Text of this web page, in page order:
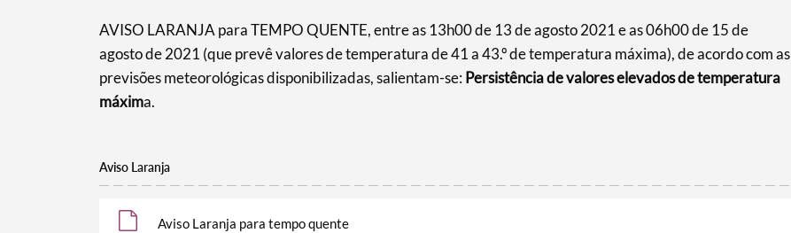
Filtros
AVISO LARANJA para TEMPO QUENTE, entre as 13h00 de 13 de agosto 2021 e as 06h00 de 15 de
agosto de 2021 (que prevê valores de temperatura de 41 a 43.º de temperatura máxima), de acordo com as
previsões meteorológicas disponibilizadas, salientam-se: Persistência de valores elevados de temperatura
máxima.
Aviso Laranja
Aviso Laranja para tempo quente